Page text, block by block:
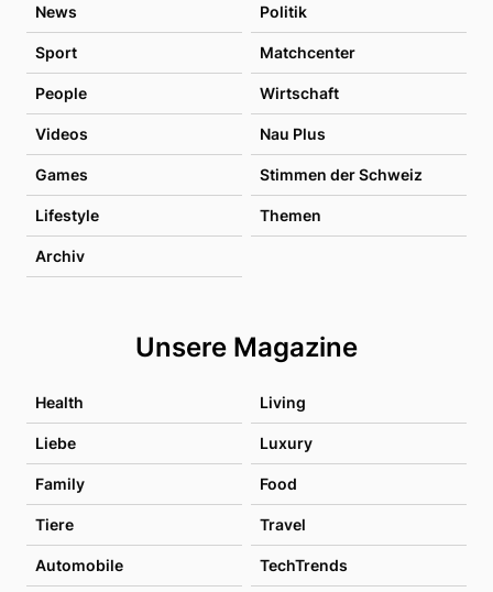
News Politik
Sport Matchcenter
People Wirtschaft
Videos Nau Plus
Games Stimmen der Schweiz
Lifestyle Themen
Archiv
Unsere Magazine
Health Living
Liebe Luxury
Family Food
Tiere Travel
Automobile TechTrends